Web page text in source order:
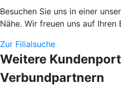
Besuchen Sie uns in einer
Nähe. Wir freuen uns auf Ihren
Zur Filialsuche
Weitere
Verbundpartnern